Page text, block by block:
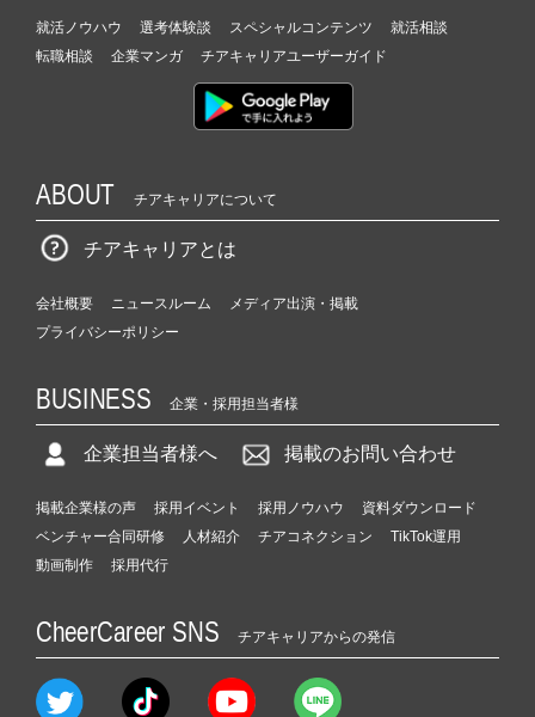
就活ノウハウ 選考体験談 スペシャルコンテンツ
就活相談
転職相談
企業マンガ チアキャリアユーザーガイド
ABOUT チアキャリアについて
チアキャリアとは
会社概要 ニュースルーム
メディア出演・掲載
プライバシーポリシー
BUSINESS 企業・採用担当者様
企業担当者様へ 掲載のお問い合わせ
掲載企業様の声 採用イベント 採用ノウハウ
資料ダウンロード
ベンチャー合同研修
人材紹介 チアコネクション
TikTok運用
動画制作
採用代行
CheerCareer SNS チアキャリアからの発信